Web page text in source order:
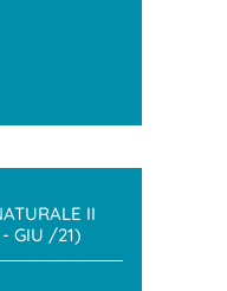
II
- GIU /21)